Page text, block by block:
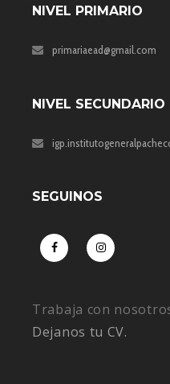
NIVEL PRIMARIO
primariaead@gmail.com
NIVEL SECUNDARIO
SEGUINOS
Trabaja con
Dejanos tu CV.